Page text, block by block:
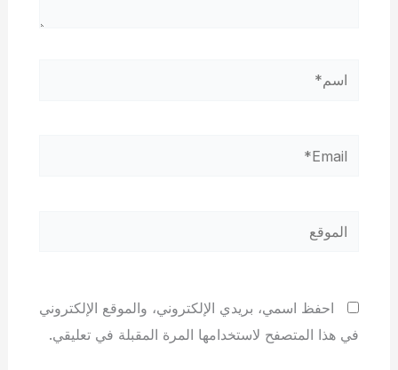
اسم*
Email*
الموقع
احفظ اسمي، بريدي الإلكتروني، والموقع الإلكتروني
في هذا المتصفح لاستخدامها المرة المقبلة في تعليقي.